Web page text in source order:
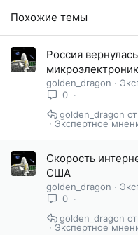
Похожие темы
Россия
golden_dragon
0
Экспертное
golden_dragon
Скорость
США
golden_dragon
0
Экспертное
golden_dragon